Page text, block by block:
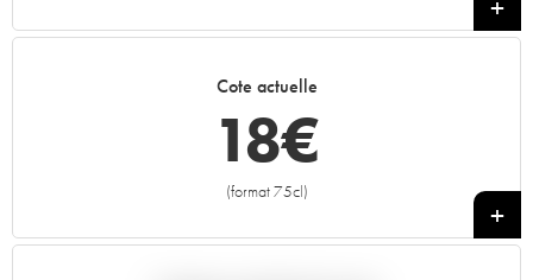
Cote actuelle
18€
(format 75cl)
+